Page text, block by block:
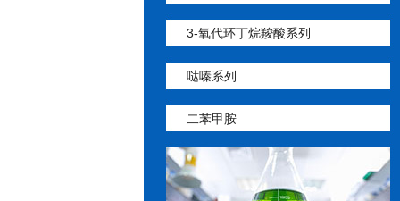
3-氧代环丁烷羧酸系列
哒嗪系列
二苯甲胺